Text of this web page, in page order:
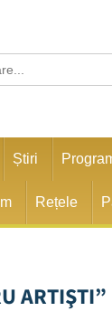
Știri
Rețele
ARTIŞTI”